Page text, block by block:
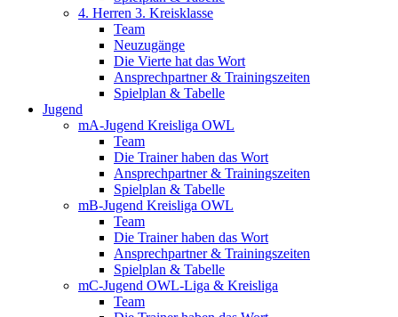
4. Herren 3. Kreisklasse
Team
Neuzugänge
Die Vierte hat das Wort
Ansprechpartner & Trainingszeiten
Spielplan & Tabelle
Jugend
mA-Jugend Kreisliga OWL
Team
Die Trainer haben das Wort
Ansprechpartner & Trainingszeiten
Spielplan & Tabelle
mB-Jugend Kreisliga OWL
Team
Die Trainer haben das Wort
Ansprechpartner & Trainingszeiten
Spielplan & Tabelle
mC-Jugend OWL-Liga & Kreisliga
Team